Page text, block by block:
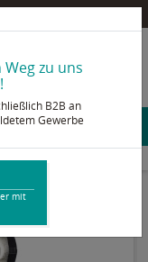
+49 2473 92 78 - 0
Mischkammer
zu uns
B2B an
Gewerbe
mit